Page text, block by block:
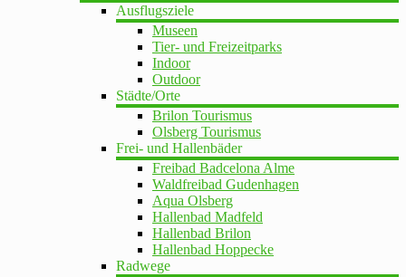
Ausflugsziele
Museen
Tier- und Freizeitparks
Indoor
Outdoor
Städte/Orte
Brilon Tourismus
Olsberg Tourismus
Frei- und Hallenbäder
Freibad Badcelona Alme
Waldfreibad Gudenhagen
Aqua Olsberg
Hallenbad Madfeld
Hallenbad Brilon
Hallenbad Hoppecke
Radwege